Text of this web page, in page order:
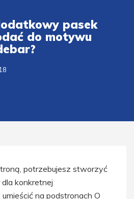
pasek
do motywu
potrzebujesz stworzyć
konkretnej
na podstronach O